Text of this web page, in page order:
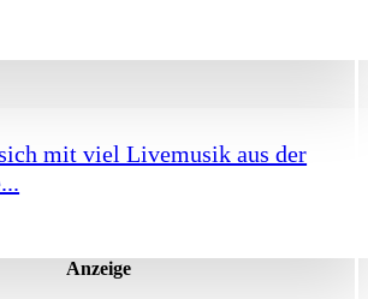
mit viel Livemusik aus der
Anzeige